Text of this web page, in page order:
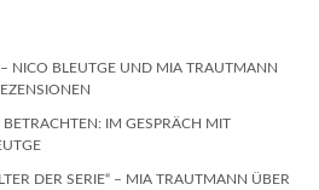
NICO BLEUTGE UND MIA TRAUTMANN
BETRACHTEN: IM GESPRÄCH MIT
DER SERIE“ – MIA TRAUTMANN ÜBER